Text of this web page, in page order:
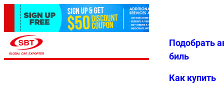
Избранн
Меню
Подобрать
биль
Как купить